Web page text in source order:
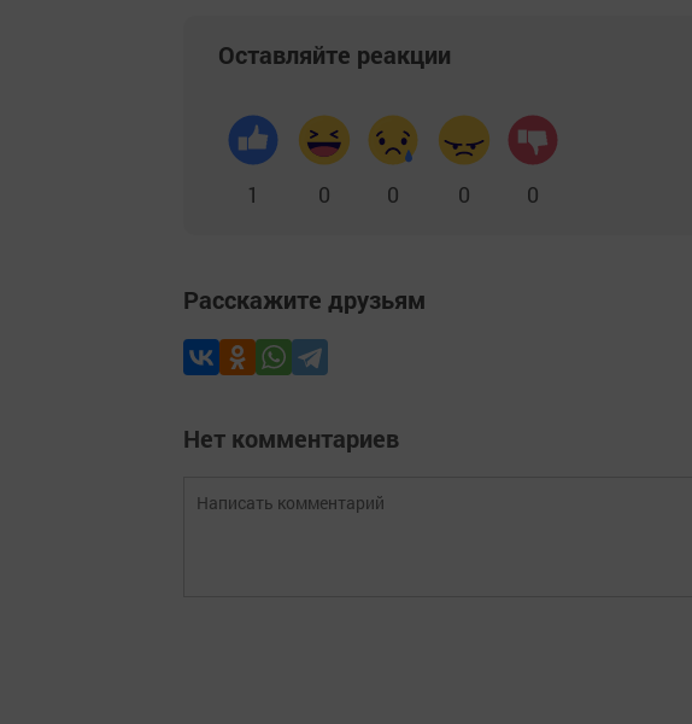
Оставляйте реакции
1 0 0 0 0
Расскажите друзьям
Нет комментариев